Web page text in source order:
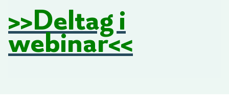
>>Deltag i
webinar<<